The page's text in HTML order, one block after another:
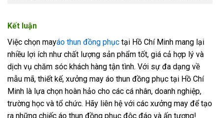
Kết luận
Việc chọn mayáo thun đồng phục tại Hồ Chí Minh mang lại
nhiều lợi ích như chất lượng sản phẩm tốt, giá cả hợp lý và
dịch vụ chăm sóc khách hàng tận tình. Với sự đa dạng về
mẫu mã, thiết kế, xưởng may áo thun đồng phục tại Hồ Chí
Minh là lựa chọn hoàn hảo cho các cá nhân, doanh nghiệp,
trường học và tổ chức. Hãy liên hệ với các xưởng may để tạo
ra những chiếc áo thun đồng phục độc đáo và ấn tượng!